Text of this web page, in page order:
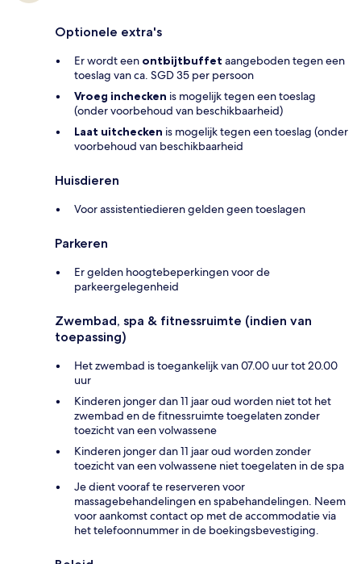
Optionele extra's
Er wordt een ontbijtbuffet aangeboden tegen een
toeslag van ca. SGD 35 per persoon
Vroeg inchecken is mogelijk tegen een toeslag
(onder voorbehoud van beschikbaarheid)
Laat uitchecken is mogelijk tegen een toeslag (onder
voorbehoud van beschikbaarheid
Huisdieren
Voor assistentiedieren gelden geen toeslagen
Parkeren
Er gelden hoogtebeperkingen voor de
parkeergelegenheid
Zwembad, spa & fitnessruimte (indien van
toepassing)
Het zwembad is toegankelijk van 07.00 uur tot 20.00
uur
Kinderen jonger dan 11 jaar oud worden niet tot het
zwembad en de fitnessruimte toegelaten zonder
toezicht van een volwassene
Kinderen jonger dan 11 jaar oud worden zonder
toezicht van een volwassene niet toegelaten in de spa
Je dient vooraf te reserveren voor
massagebehandelingen en spabehandelingen. Neem
voor aankomst contact op met de accommodatie via
het telefoonnummer in de boekingsbevestiging.